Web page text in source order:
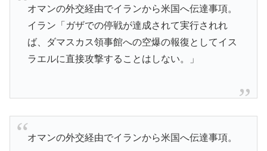
オマンの外交経由でイランから米国へ伝達事項。
イラン「ガザでの停戦が達成されて実行されれ
ば、ダマスカス領事館への空爆の報復としてイス
ラエルに直接攻撃することはしない。」
オマンの外交経由でイランから米国へ伝達事項。